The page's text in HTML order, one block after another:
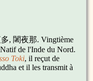
多, 闍夜那.Vingtième
de l'Inde du Nord.
Toki, il reçut de
et il les transmit à